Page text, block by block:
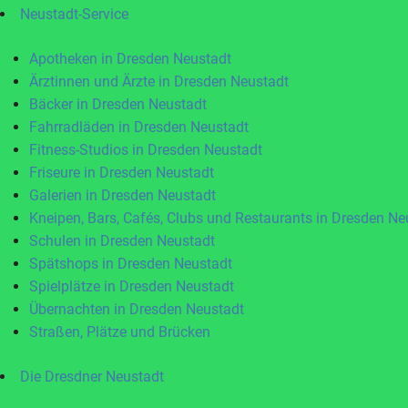
Neustadt-Service
Apotheken in Dresden Neustadt
Ärztinnen und Ärzte in Dresden Neustadt
Bäcker in Dresden Neustadt
Fahrradläden in Dresden Neustadt
Fitness-Studios in Dresden Neustadt
Friseure in Dresden Neustadt
Galerien in Dresden Neustadt
Kneipen, Bars, Cafés, Clubs und Restaurants in Dresden
Schulen in Dresden Neustadt
Spätshops in Dresden Neustadt
Spielplätze in Dresden Neustadt
Übernachten in Dresden Neustadt
Straßen, Plätze und Brücken
Die Dresdner Neustadt